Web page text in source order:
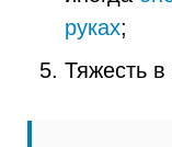
руках;
Тяжесть в